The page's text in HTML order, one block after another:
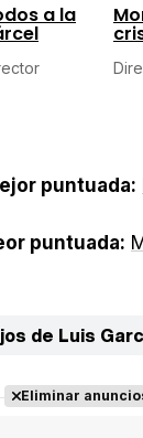
a la
puntuada:
puntuada:
de Luis
Eliminar